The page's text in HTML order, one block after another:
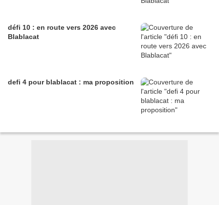
défi 10 : en route vers 2026 avec
Blablacat
defi 4 pour blablacat : ma proposition